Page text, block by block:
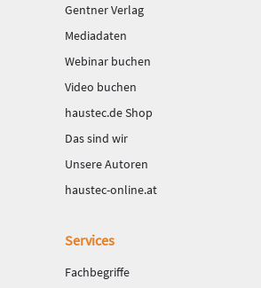
Gentner Verlag
Mediadaten
Webinar buchen
Video buchen
haustec.de Shop
Das sind wir
Unsere Autoren
haustec-online.at
Services
Fachbegriffe